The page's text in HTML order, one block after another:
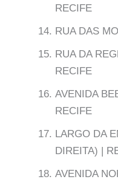
RECIFE
RUA DAS
RUA DA
RECIFE
AVENIDA
RECIFE
LARGO DA
DIREITA) |
AVENIDA